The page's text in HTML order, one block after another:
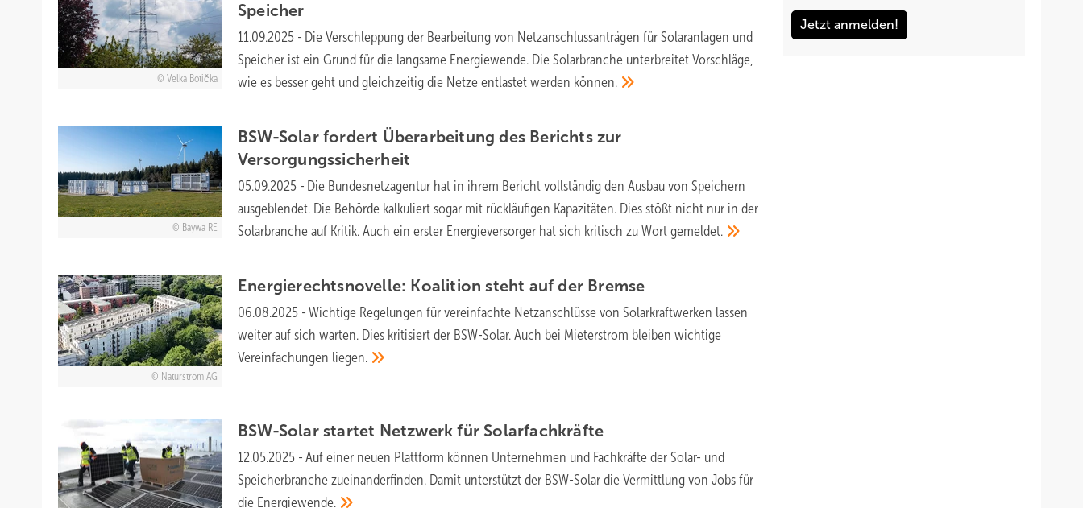
Velka Botička
Speicher
11.09.2025 - Die Verschleppung der Bearbeitung von Netzanschlussanträgen für Solaranlagen und
Speicher ist ein Grund für die langsame Energiewende. Die Solarbranche unterbreitet Vorschläge,
wie es besser geht und gleichzeitig die Netze entlastet werden können.
Baywa RE
BSW-Solar fordert Überarbeitung des Berichts zur
Versorgungssicherheit
05.09.2025 - Die Bundesnetzagentur hat in ihrem Bericht vollständig den Ausbau von Speichern
ausgeblendet. Die Behörde kalkuliert sogar mit rückläufigen Kapazitäten. Dies stößt nicht nur in der
Solarbranche auf Kritik. Auch ein erster Energieversorger hat sich kritisch zu Wortgemeldet.
Naturstrom AG
Energierechtsnovelle: Koalition steht auf der Bremse
06.08.2025 - Wichtige Regelungen für vereinfachte Netzanschlüsse von Solarkraftwerken lassen
weiter auf sich warten. Dies kritisiert der BSW-Solar. Auch bei Mieterstrom bleiben wichtige
Vereinfachungen liegen.
BSW-Solar startet Netzwerk für Solarfachkräfte
12.05.2025 - Auf einer neuen Plattform können Unternehmen und Fachkräfte der Solar- und
Speicherbranche zueinanderfinden. Damit unterstützt der BSW-Solar die Vermittlung von Jobs für
die Energiewende.
Jetzt anmelden!